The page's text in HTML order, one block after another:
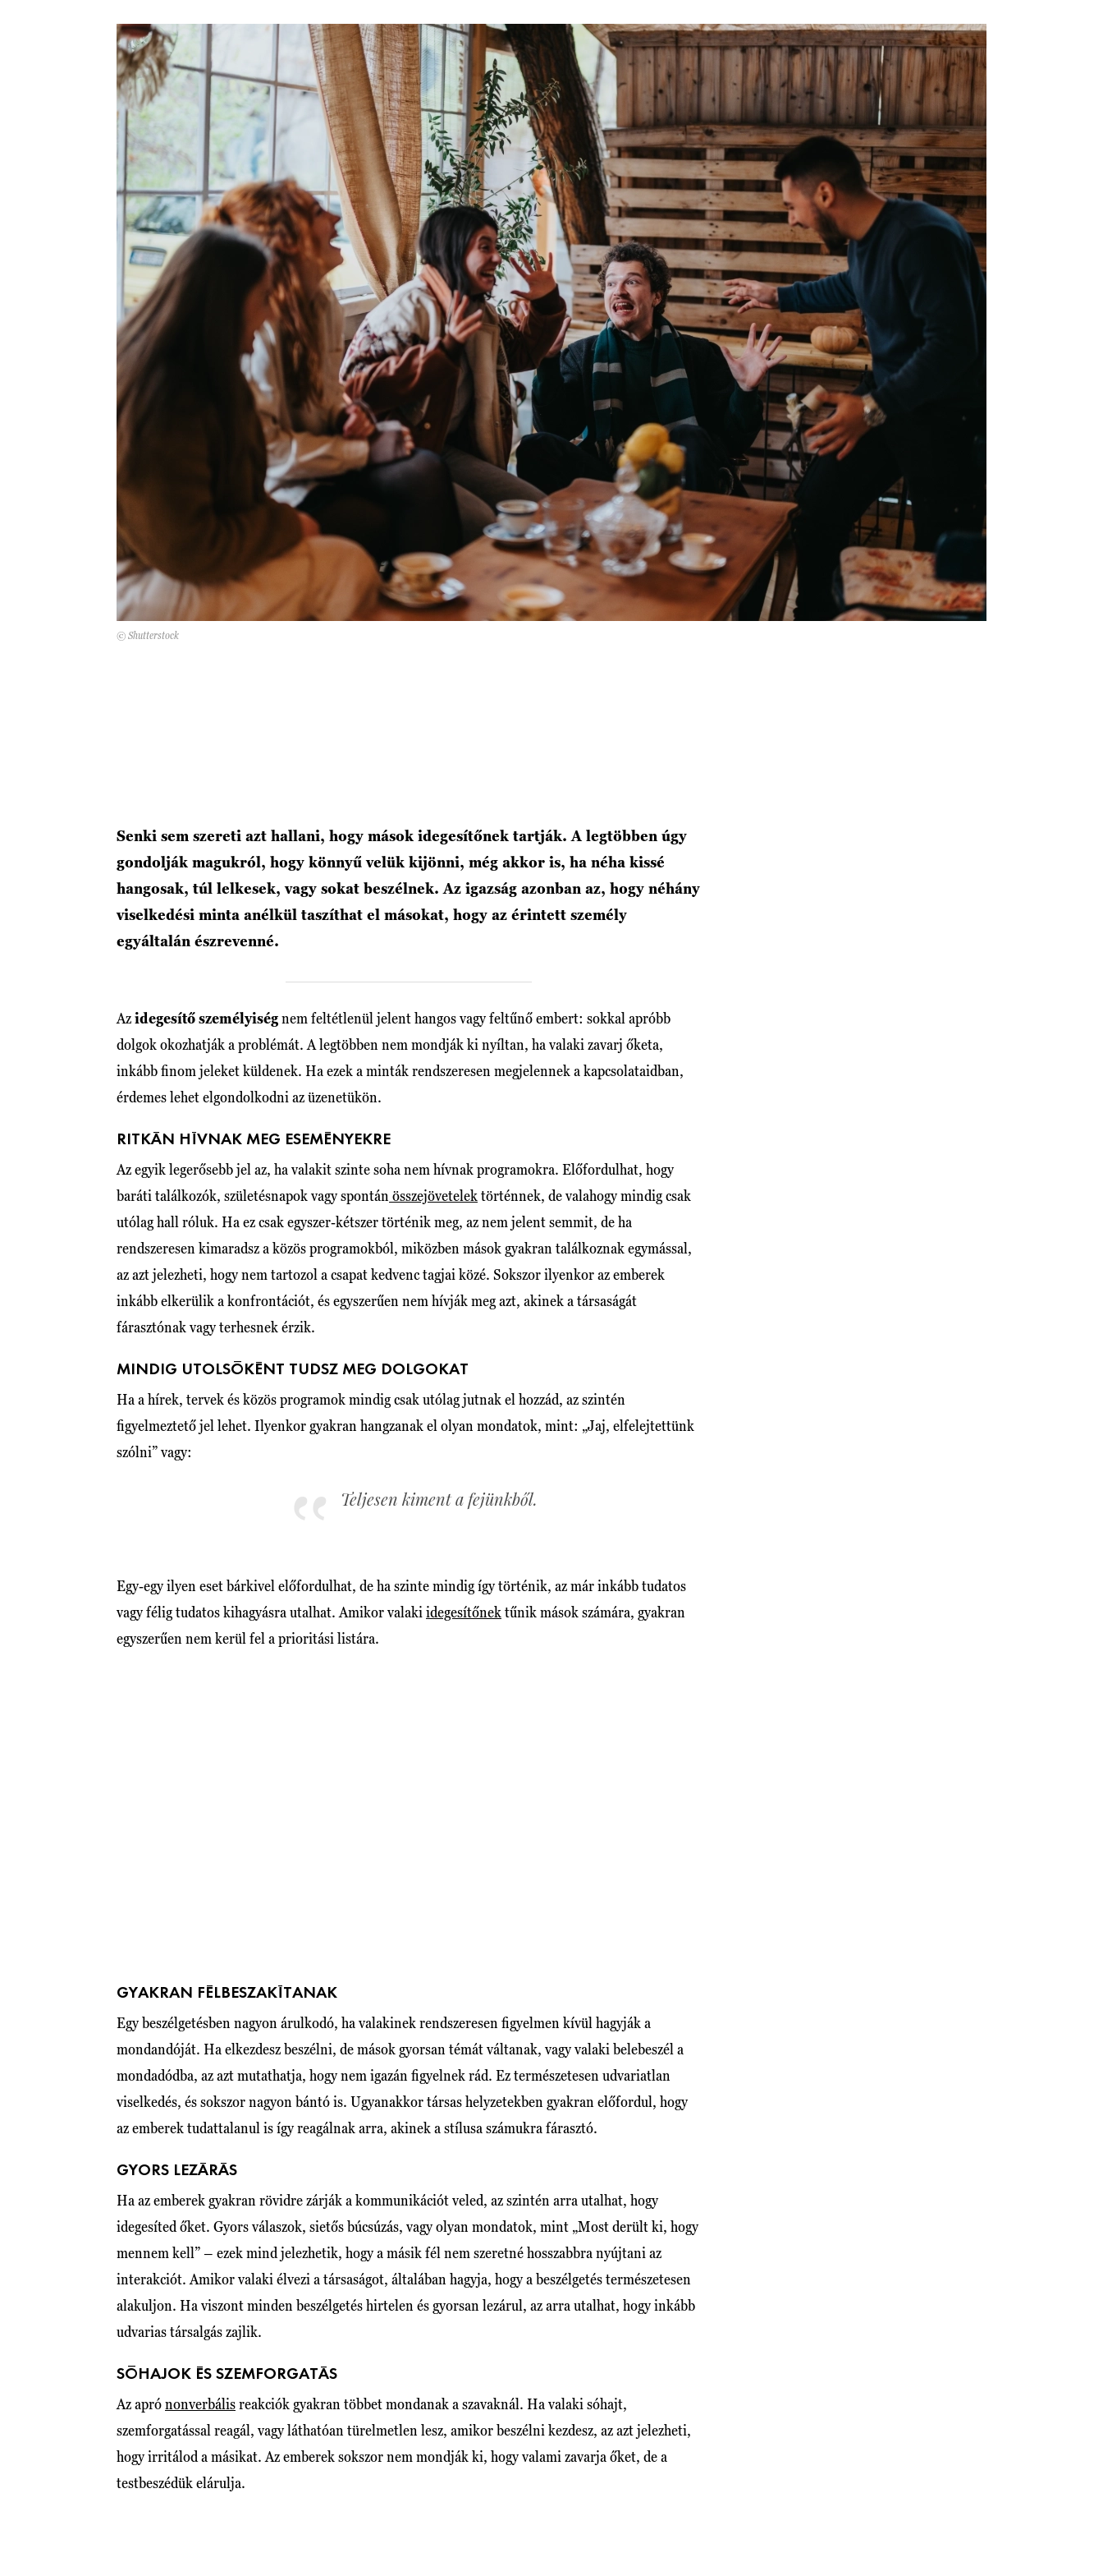
© Shutterstock
Senki sem szereti azt hallani, hogy mások idegesítőnek tartják. A legtöbben úgy
gondolják magukról, hogy könnyű velük kijönni, még akkor is, ha néha kissé
hangosak, túl lelkesek, vagy sokat beszélnek. Az igazság azonban az, hogy néhány
viselkedési minta anélkül taszíthat el másokat, hogy az érintett személy
egyáltalán észrevenné.
Azidegesítő személyiségnem feltétlenül jelent hangos vagy feltűnő embert: sokkal apróbb
dolgok okozhatják a problémát. A legtöbben nem mondják ki nyíltan, ha valaki zavarj őketa,
inkább finom jeleket küldenek. Ha ezek a minták rendszeresen megjelennek a kapcsolataidban,
érdemes lehet elgondolkodni az üzenetükön.
RITKÁN HÍVNAK MEG ESEMÉNYEKRE
Az egyik legerősebb jel az, ha valakit szinte soha nem hívnak programokra. Előfordulhat, hogy
baráti találkozók, születésnapok vagy spontán összejövetelektörténnek, de valahogy mindig csak
utólag hall róluk. Ha ez csak egyszer-kétszer történik meg, az nem jelent semmit, de ha
rendszeresen kimaradsz a közös programokból, miközben mások gyakran találkoznak egymással,
az azt jelezheti, hogy nem tartozol a csapat kedvenc tagjai közé. Sokszor ilyenkor az emberek
inkább elkerülik a konfrontációt, és egyszerűen nem hívják meg azt, akinek a társaságát
fárasztónak vagy terhesnek érzik.
MINDIG UTOLSÓKÉNT TUDSZ MEG DOLGOKAT
Ha a hírek, tervek és közös programok mindig csak utólag jutnak el hozzád, az szintén
figyelmeztető jel lehet. Ilyenkor gyakran hangzanak el olyan mondatok, mint: „Jaj, elfelejtettünk
szólni” vagy:
Teljesen kiment a fejünkből.
Egy-egy ilyen eset bárkivel előfordulhat, de ha szinte mindig így történik, az már inkább tudatos
vagy félig tudatos kihagyásra utalhat. Amikor valaki idegesítőnektűnik mások számára, gyakran
egyszerűen nem kerül fel a prioritási listára.
GYAKRAN FÉLBESZAKÍTANAK
Egy beszélgetésben nagyon árulkodó, ha valakinek rendszeresen figyelmen kívül hagyják a
mondandóját. Ha elkezdesz beszélni, de mások gyorsan témát váltanak, vagy valaki belebeszél a
mondadódba, az azt mutathatja, hogy nem igazán figyelnek rád. Ez természetesen udvariatlan
viselkedés, és sokszor nagyon bántó is. Ugyanakkor társas helyzetekben gyakran előfordul, hogy
az emberek tudattalanul is így reagálnak arra, akinek a stílusa számukra fárasztó.
GYORS LEZÁRÁS
Ha az emberek gyakran rövidre zárják a kommunikációt veled, az szintén arra utalhat, hogy
idegesíted őket. Gyors válaszok, sietős búcsúzás, vagy olyan mondatok, mint „Most derült ki, hogy
mennem kell” – ezek mind jelezhetik, hogy a másik fél nem szeretné hosszabbra nyújtani az
interakciót. Amikor valaki élvezi a társaságot, általában hagyja, hogy a beszélgetés természetesen
alakuljon. Ha viszont minden beszélgetés hirtelen és gyorsan lezárul, az arra utalhat, hogy inkább
udvarias társalgás zajlik.
SÓHAJOK ÉS SZEMFORGATÁS
Az aprónonverbálisreakciók gyakran többet mondanak a szavaknál. Ha valaki sóhajt,
szemforgatással reagál, vagy láthatóan türelmetlen lesz, amikor beszélni kezdesz, az azt jelezheti,
hogy irritálod a másikat. Az emberek sokszor nem mondják ki, hogy valami zavarja őket, de a
testbeszédük elárulja.